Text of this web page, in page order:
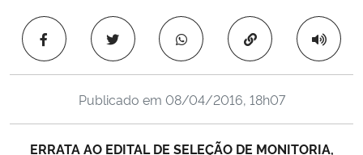
Ministério da Educação
Copiar para área
Publicado em 08/04/2016, 18h07
ERRATA AO EDITAL DE SELEÇÃO DE MONITORIA,